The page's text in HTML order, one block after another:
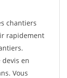
chantiers
rapidement
devis en
Vous